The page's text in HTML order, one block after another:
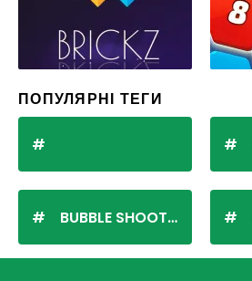
ПОПУЛЯРНІ ТЕГИ
BUBBLE SHOOTER